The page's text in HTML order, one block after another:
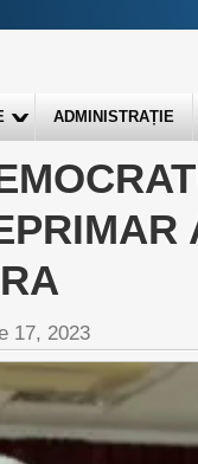
ADMINISTRAȚIE
17, 2023